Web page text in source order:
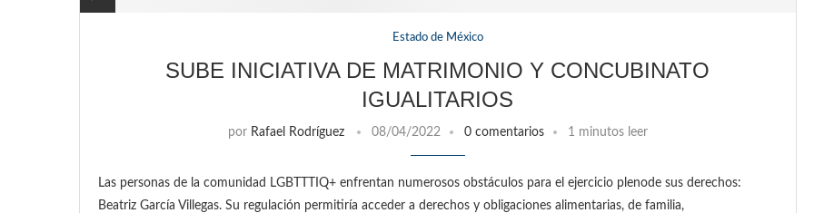
Estado de México
SUBE INICIATIVA DE MATRIMONIO Y CONCUBINATO
IGUALITARIOS
por Rafael Rodríguez 08/04/2022 0 comentarios 1 minutos leer
Las personas de la comunidad LGBTTTIQ+ enfrentan numerosos obstáculos para el ejercicio plenode sus derechos:
Beatriz García Villegas. Su regulación permitiría acceder a derechos y obligaciones alimentarias, de familia,